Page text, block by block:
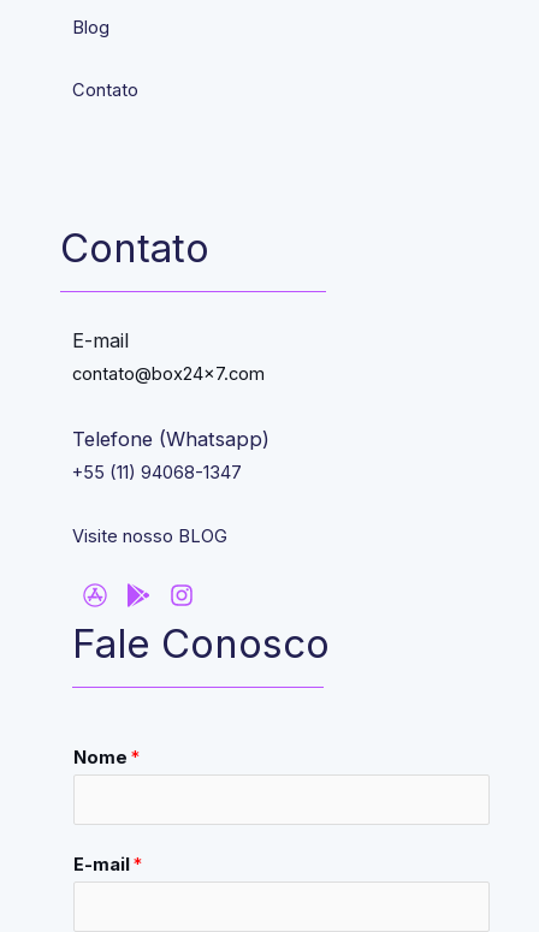
Blog
Contato
Contato
E-mail
contato@box24x7.com
Telefone (Whatsapp)
+55 (11) 94068-1347
Visite nosso BLOG
Fale Conosco
Nome *
E-mail*